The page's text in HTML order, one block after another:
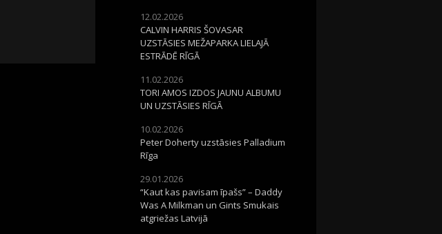
12.02.2026
CALVIN HARRIS ŠOVASAR
UZSTĀSIES MEŽAPARKA LIELAJĀ
ESTRĀDĒ RĪGĀ
11.02.2026
TORI AMOS IZDOS JAUNU ALBUMU
UN UZSTĀSIES RĪGĀ
10.02.2026
Peter Doherty uzstāsies Palladium
Rīga
29.01.2026
“Kaut kas pavisam īpašs” – Daddy
Was A Milkman un Gints Smukais
atgriežas Latvijā